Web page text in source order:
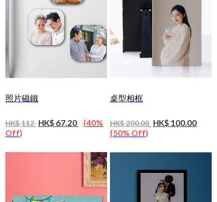
照片磁鐵
HK$ 112 HK$ 67.20
(40%
Off)
桌型相框
HK$ 200.00 HK$ 100.00
(50% Off)